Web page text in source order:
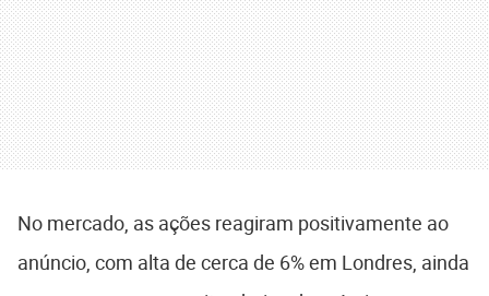
No mercado, as ações reagiram positivamente ao
anúncio, com alta de cerca de 6% em Londres, ainda